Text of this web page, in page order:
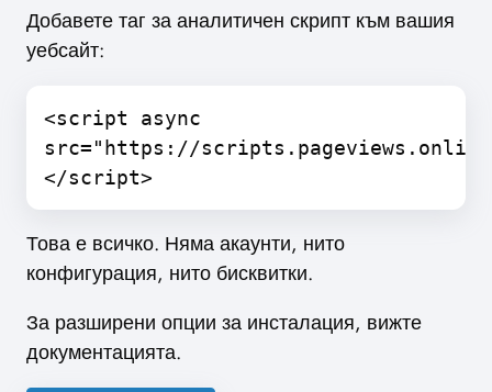
Добавете таг за аналитичен скрипт към вашия
уебсайт:
<script async
src="https://
</script>
Това е всичко. Няма акаунти, нито
конфигурация, нито бисквитки.
За разширени опции за инсталация, вижте
документацията.